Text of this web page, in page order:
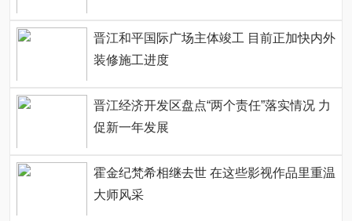
晋江和平国际广场主体竣工 目前正加快内外
装修施工进度
晋江经济开发区盘点“两个责任”落实情况 力
促新一年发展
霍金纪梵希相继去世 在这些影视作品里重温
大师风采